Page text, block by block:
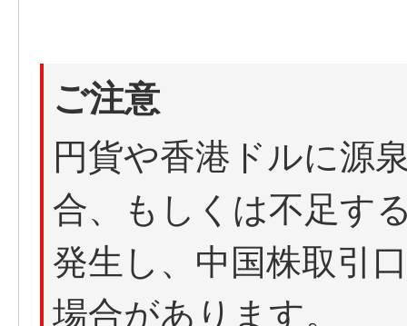
ご注意
円貨や香港ドルに源
合、もしくは不足す
発生し、中国株取引
場合があります。